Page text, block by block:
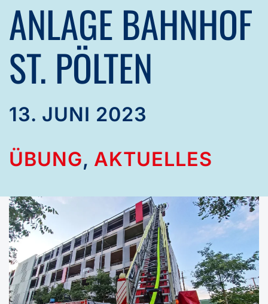
ANLAGE BAHNHOF
ST. PÖLTEN
13. JUNI 2023
ÜBUNG, AKTUELLES